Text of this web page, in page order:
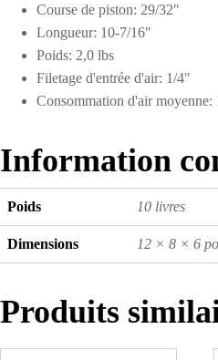
Course de piston: 29/32"
Longueur: 10-7/16"
Poids: 2,0 lbs
Filetage d'entrée d'air: 1/4"
Consommation d'air moyenne:
Information
Poids 10 livres
Dimensions 12 × 8 × 6
Produits